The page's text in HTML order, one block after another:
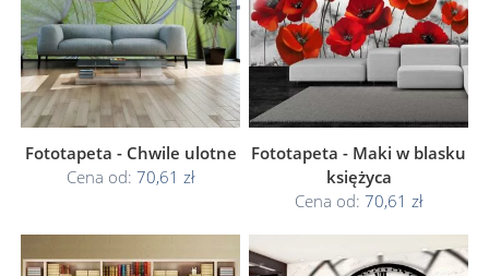
Fototapeta - Chwile ulotne
Cena od: 70,61 zł
Fototapeta - Maki w blasku
księżyca
Cena od: 70,61 zł